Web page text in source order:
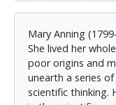
κοινότητα της
εάν η συνεισφορά
ποιο βαθμό.
προβληματισμό
επιστημονικό
Mary Anning
She lived her
poor origins and
unearth a series
scientific thinking.